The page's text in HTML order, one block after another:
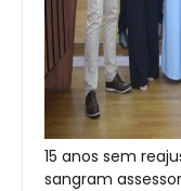
15 anos sem
sangram